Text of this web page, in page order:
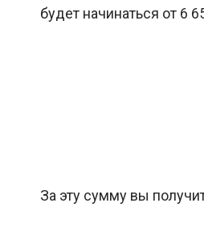
будет начинаться от 6
За эту сумму вы